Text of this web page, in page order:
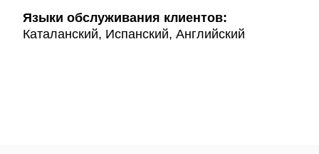
Языки обслуживания клиентов:
Каталанский, Испанский, Английский